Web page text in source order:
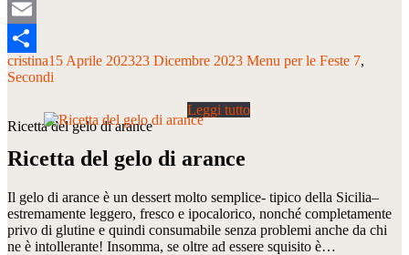
Tumblr
Email
Condividi
cristina15 Aprile 202323 Dicembre 2023 Menu per le Feste 7
Secondi
Ricetta del gelo di arance
Ricetta del gelo di arance
Il gelo di arance è un dessert molto semplice- tipico della Sicilia–
estremamente leggero, fresco e ipocalorico, nonché completamente
privo di glutine e quindi consumabile senza problemi anche da chi
ne è intollerante! Insomma, se oltre ad essere squisito è…